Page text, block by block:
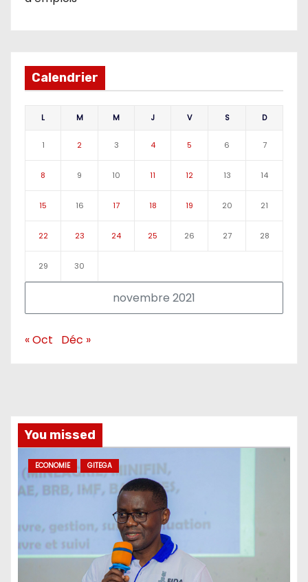
Calendrier
novembre 2021
L M M J V S D
1 2 3 4 5 6 7
8 9 10 11 12 13 14
15 16 17 18 19 20 21
22 23 24 25 26 27 28
29 30
« Oct Déc »
You missed
ECONOMIE GITEGA